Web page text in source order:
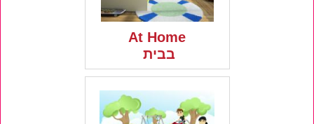
At Home
בבית